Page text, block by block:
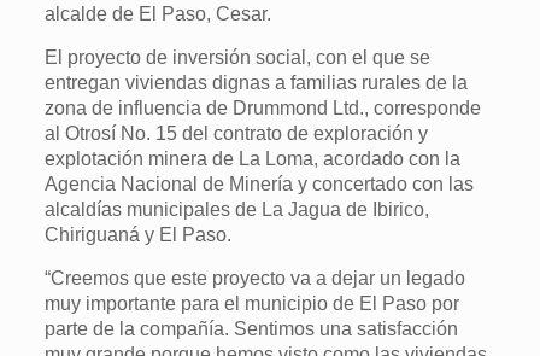
alcalde de El Paso, Cesar.
El proyecto de inversión social, con el que se
entregan viviendas dignas a familias rurales de la
zona de influencia de Drummond Ltd., corresponde
al Otrosí No. 15 del contrato de exploración y
explotación minera de La Loma, acordado con la
Agencia Nacional de Minería y concertado con las
alcaldías municipales de La Jagua de Ibirico,
Chiriguaná y El Paso.
“Creemos que este proyecto va a dejar un legado
muy importante para el municipio de El Paso por
parte de la compañía. Sentimos una satisfacción